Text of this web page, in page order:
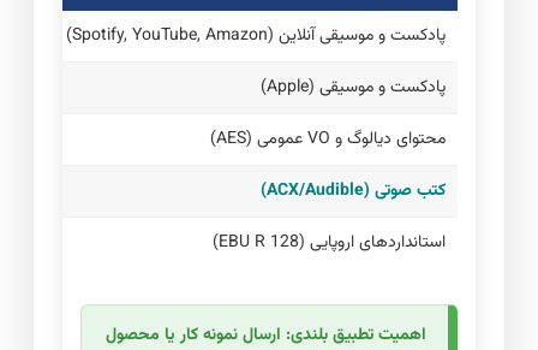
پادکست و موسیقی آنلاین (Spotify, YouTube, Amazon)
پادکست و موسیقی (Apple)
محتوای دیالوگ و VO عمومی (AES)
کتب صوتی (ACX/Audible)
استانداردهای اروپایی (EBU R 128)
اهمیت تطبیق بلندی: ارسال نمونه کار یا محصول